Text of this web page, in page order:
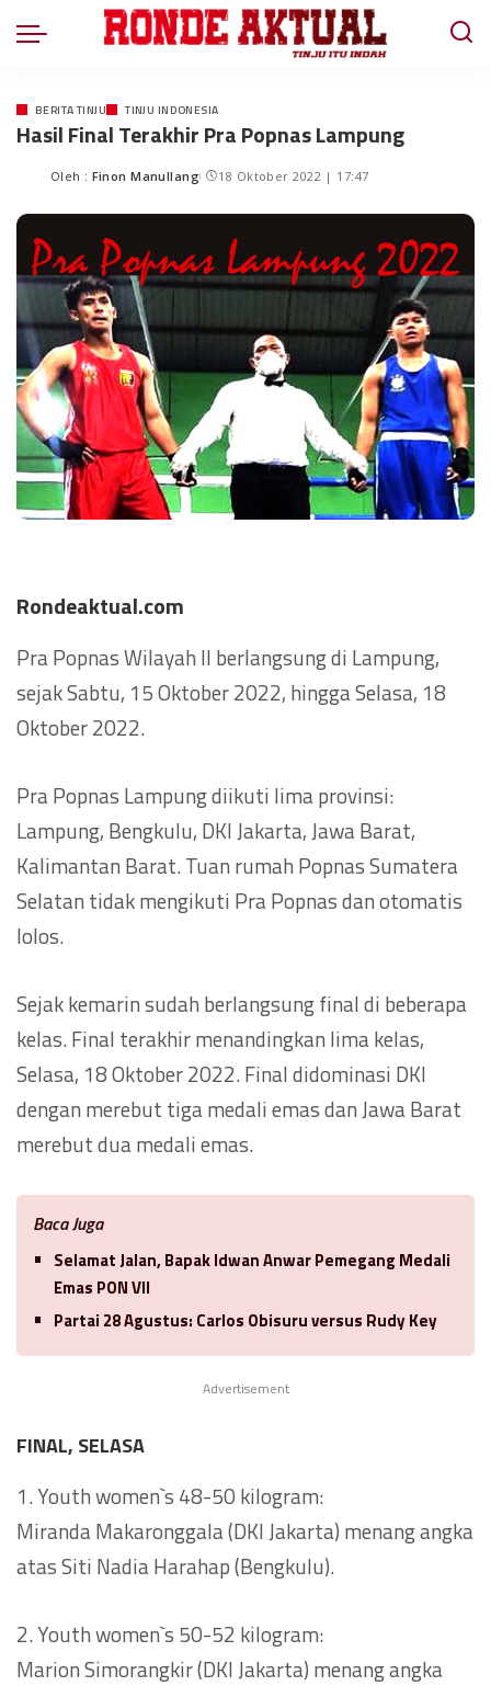
BERITA TINJU TINJU INDONESIA
Hasil Final Terakhir Pra Popnas Lampung
Oleh : Finon Manullang 18 Oktober 2022 | 17:47
Rondeaktual.com
Pra Popnas Wilayah II berlangsung di Lampung,
sejak Sabtu, 15 Oktober 2022, hingga Selasa, 18
Oktober 2022.
Pra Popnas Lampung diikuti lima provinsi:
Lampung, Bengkulu, DKI Jakarta, Jawa Barat,
Kalimantan Barat. Tuan rumah Popnas Sumatera
Selatan tidak mengikuti Pra Popnas dan otomatis
lolos.
Sejak kemarin sudah berlangsung final di beberapa
kelas. Final terakhir menandingkan lima kelas,
Selasa, 18 Oktober 2022. Final didominasi DKI
dengan merebut tiga medali emas dan Jawa Barat
merebut dua medali emas.
Baca Juga
Selamat Jalan, Bapak Idwan Anwar Pemegang Medali
Emas PON VII
Partai 28 Agustus: Carlos Obisuru versus Rudy Key
Advertisement
FINAL, SELASA
1. Youth women`s 48-50 kilogram:
Miranda Makaronggala (DKI Jakarta) menang angka
atas Siti Nadia Harahap (Bengkulu).
2. Youth women`s 50-52 kilogram:
Marion Simorangkir (DKI Jakarta) menang angka